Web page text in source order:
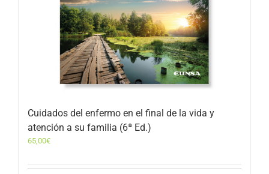
Cuidados del enfermo en el final de la vida y
atención a su familia (6ª Ed.)
65,00€